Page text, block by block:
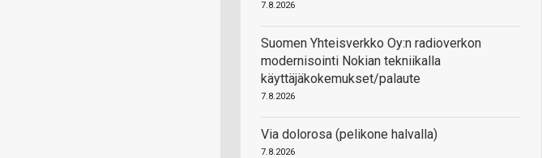
7.8.2026
Suomen Yhteisverkko Oy:n radioverkon
modernisointi Nokian tekniikalla
käyttäjäkokemukset/palaute
7.8.2026
Via dolorosa (pelikone halvalla)
7.8.2026